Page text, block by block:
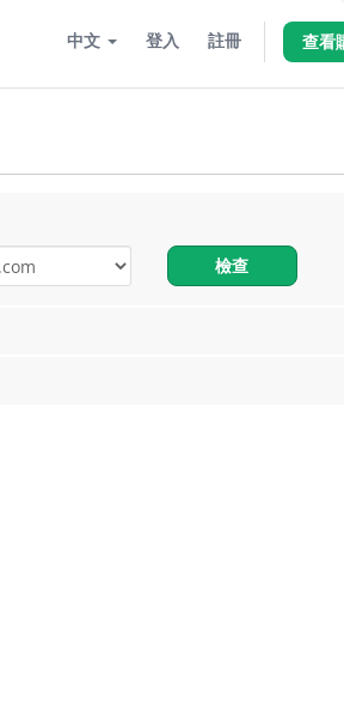
中文 登入 註冊 查看
檢查